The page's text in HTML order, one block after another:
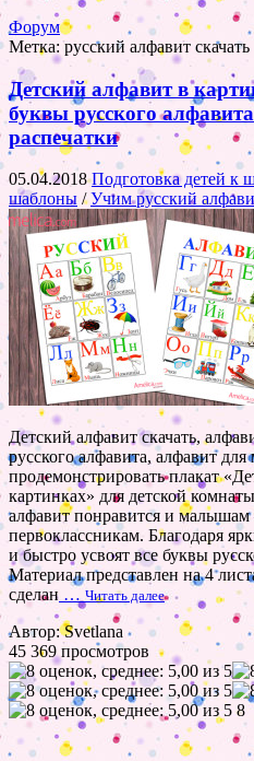
Форум
Метка:русский алфавит скачать
Детский алфавит в
буквы русского
распечатки
05.04.2018Подготовка детей к
шаблоны /Учим русский
Детский алфавит скачать,
русского алфавита, алфавит
продемонстрировать плакат
картинках» для детской
алфавит понравится и
первоклассникам. Благодаря
и быстро усвоят все буквы
Материал представлен на 4
сделан … Читать далее
Автор: Svetlana
45 369 просмотров
8